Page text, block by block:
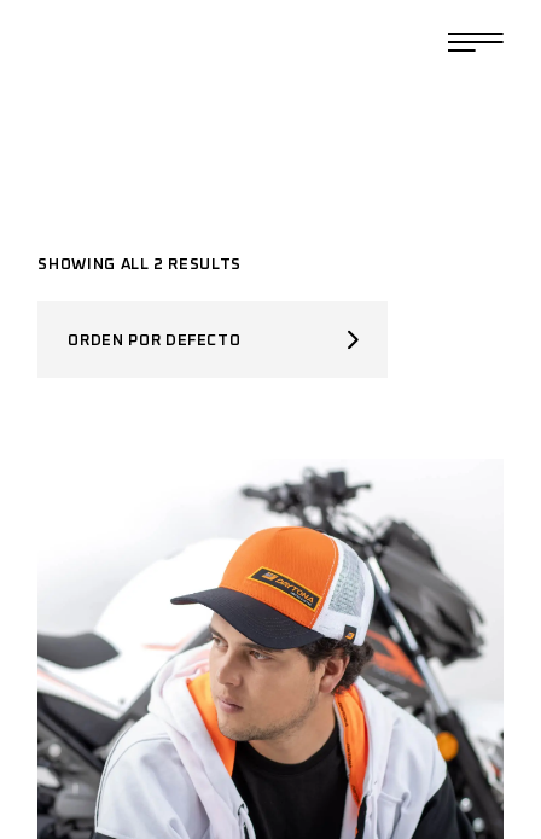
SHOWING ALL 2 RESULTS
ORDEN POR DEFECTO